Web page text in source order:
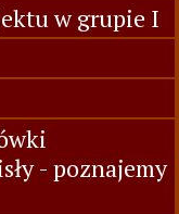
w grupie I
- poznajemy